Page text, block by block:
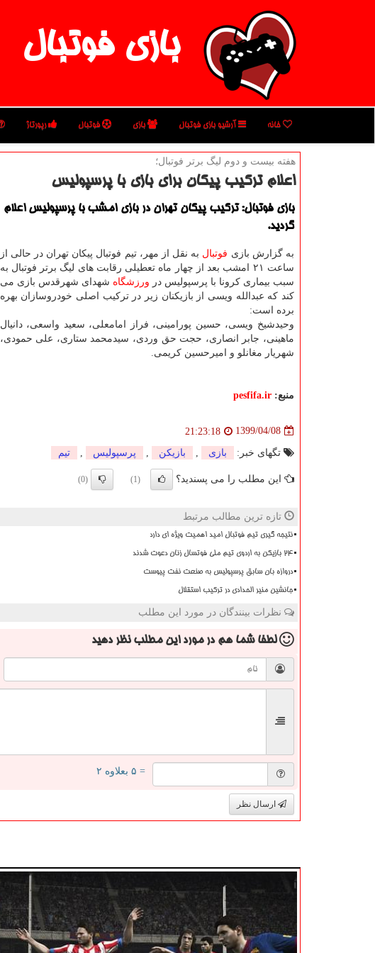
بازی فوتبال
خانه آرشیو بازی فوتبال بازی فوتبال رپورتاژ
هفته بیست و دوم لیگ برتر فوتبال؛
اعلام تركیب پیكان برای بازی با پرسپولیس
بازی فوتبال: تركیب پیكان تهران در بازی امشب با پرسپولیس اعلام
گردید.
به گزارش بازی فوتبال به نقل از مهر، تیم فوتبال پیکان تهران در حالی از
ساعت ۲۱ امشب بعد از چهار ماه تعطیلی رقابت های لیگ برتر فوتبال به
سبب بیماری کرونا با پرسپولیس در ورزشگاه شهدای شهرقدس بازی می
کند که عبدالله ویسی از بازیکنان زیر در ترکیب اصلی خودروسازان بهره
برده است:
وحیدشیخ ویسی، حسین پورامینی، فراز امامعلی، سعید واسعی، دانیال
ماهینی، جابر انصاری، حجت حق وردی، سیدمحمد ستاری، علی حمودی،
شهریار مغانلو و امیرحسین کریمی.
منبع: pesfifa.ir
1399/04/08
21:23:18
تگهای خبر: بازی بازیكن پرسپولیس تیم
این مطلب را می پسندید؟ (1)
(0)
تازه ترین مطالب مرتبط
نتیجه گیری تیم فوتبال امید اهمیت ویژه ای دارد
۲۴ بازیکن به اردوی تیم ملی فوتسال زنان دعوت شدند
دروازه بان سابق پرسپولیس به صنعت نفت پیوست
جانشین منیر الحدادی در ترکیب استقلال
نظرات بینندگان در مورد این مطلب
لطفا شما همدر مورد این مطلب نظر دهید
= ۵ بعلاوه ۲
ارسال نظر